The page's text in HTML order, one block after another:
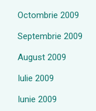
Octombrie 2009
Septembrie 2009
August 2009
Iulie 2009
Iunie 2009